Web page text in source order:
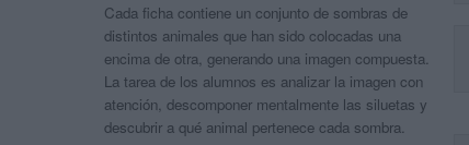
Cada ficha contiene un conjunto de sombras de
distintos animales que han sido colocadas una
encima de otra, generando una imagen compuesta.
La tarea de los alumnos es analizar la imagen con
atención, descomponer mentalmente las siluetas y
descubrir a qué animal pertenece cada sombra.